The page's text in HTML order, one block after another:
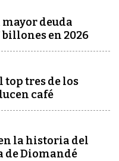
mayor deuda
billones en 2026
top tres de los
café
la historia del
de Diomandé